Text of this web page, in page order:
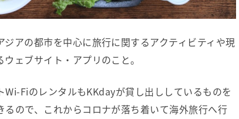
ジアの都市を中心に旅行に関するアクティビティや現
ェブサイト・アプリのこと。
FiのレンタルもKKdayが貸し出ししているものを
ので、これからコロナが落ち着いて海外旅行へ行